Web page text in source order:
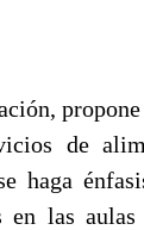
de
haga
en las